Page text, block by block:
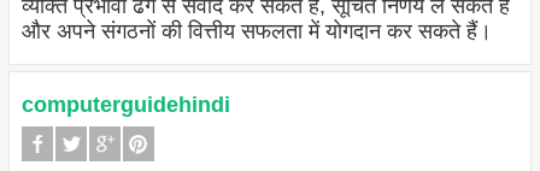
व्यक्ति प्रभावी ढंग से संवाद कर सकते हैं, सूचित निर्णय ले सकते हैं
और अपने संगठनों की वित्तीय सफलता में योगदान कर सकते हैं।
computerguidehindi